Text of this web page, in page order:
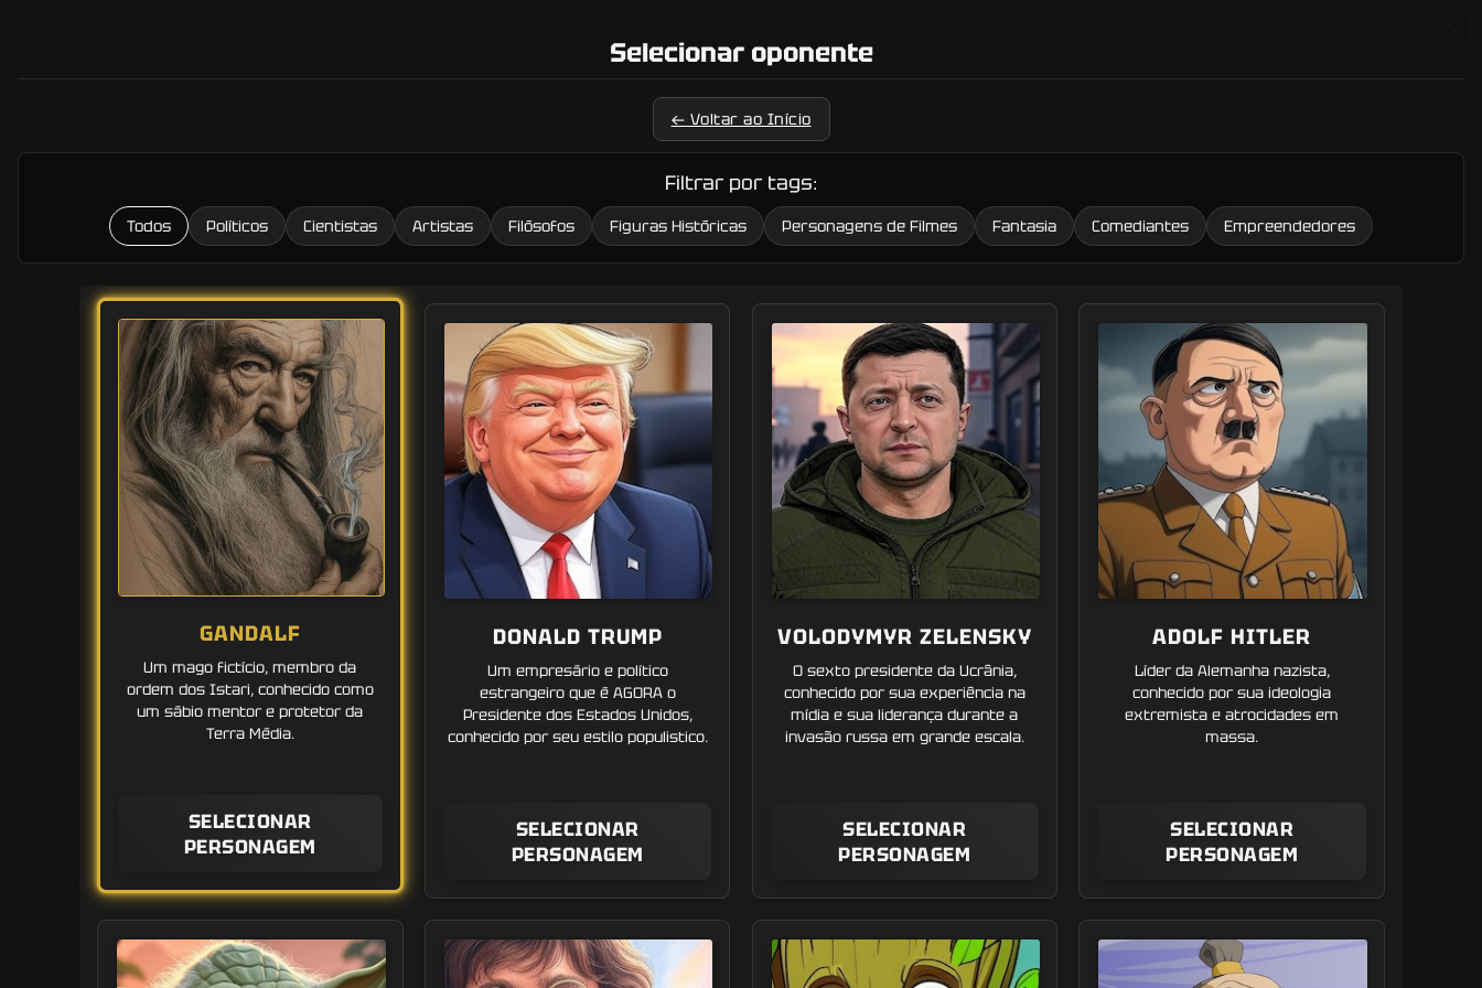
Selecionar oponente
← Voltar ao Início
Filtrar por tags:
Todos Políticos Cientistas Artistas Filósofos Figuras Históricas Personagens de Filmes Fantasia Comediantes Empreendedores
GANDALF
Um mago fictício, membro da
ordem dos Istari, conhecido como
um sábio mentor e protetor da
Terra Média.
SELECIONAR
PERSONAGEM
DONALD TRUMP
Um empresário e político
estrangeiro que é AGORA o
Presidente dos Estados Unidos,
conhecido por seu estilo populistico.
SELECIONAR
PERSONAGEM
VOLODYMYR ZELENSKY
O sexto presidente da Ucrânia,
conhecido por sua experiência na
mídia e sua liderança durante a
invasão russa em grande escala.
SELECIONAR
PERSONAGEM
ADOLF HITLER
Líder da Alemanha nazista,
conhecido por sua ideologia
extremista e atrocidades em
massa.
SELECIONAR
PERSONAGEM